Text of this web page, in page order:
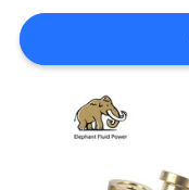
LIÊN
HỆ
CHÚNG